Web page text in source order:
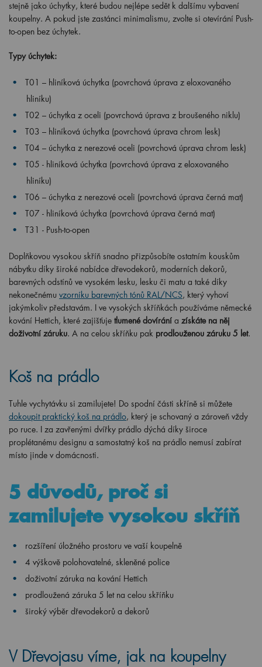
stejně jako úchytky, které budou nejlépe sedět k dalšímu vybavení
koupelny. A pokud jste zastánci minimalismu, zvolte si otevírání Push-
to-open bez úchytek.
Typy úchytek:
T01 – hliníková úchytka (povrchová úprava z eloxovaného
hliníku)
T02 – úchytka z oceli (povrchová úprava z broušeného niklu)
T03 – hliníková úchytka (povrchová úprava chrom lesk)
T04 – úchytka z nerezové oceli (povrchová úprava chrom lesk)
T05 - hliníková úchytka (povrchová úprava z eloxovaného
hliníku)
T06 – úchytka z nerezové oceli (povrchová úprava černá mat)
T07 - hliníková úchytka (povrchová úprava černá mat)
T31 - Push-to-open
Doplňkovou vysokou skříň snadno přizpůsobíte ostatním kouskům
nábytku díky široké nabídce dřevodekorů, moderních dekorů,
barevných odstínů ve vysokém lesku, lesku či matu a také díky
nekonečnému vzorníku barevných tónů RAL/NCS, který vyhoví
jakýmkoliv představám. I ve vysokých skříňkách používáme německé
kování Hettich, které zajišťuje tlumené dovírání a získáte na něj
doživotní záruku. A na celou skříňku pak prodlouženou záruku 5 let.
Koš na prádlo
Tuhle vychytávku si zamilujete! Do spodní části skříně si můžete
dokoupit praktický koš na prádlo, který je schovaný a zároveň vždy
po ruce. I za zavřenými dvířky prádlo dýchá díky široce
proplétanému designu a samostatný koš na prádlo nemusí zabírat
místo jinde v domácnosti.
5 důvodů, proč si
zamilujete vysokou skříň
rozšíření úložného prostoru ve vaší koupelně
4 výškově polohovatelné, skleněné police
doživotní záruka na kování Hettich
prodloužená záruka 5 let na celou skříňku
široký výběr dřevodekorů a dekorů
V Dřevojasu víme, jak na koupelny